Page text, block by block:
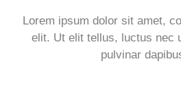
Lorem ipsum dolor sit amet,
elit. Ut elit tellus, luctus nec
pulvinar